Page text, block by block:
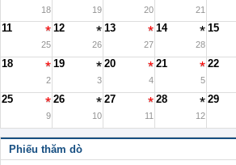
18 19 20 21
11
25
12
26
13
27
14
28
15
18
2
19
3
20
4
21
5
22
25
9
26
10
27
11
28
12
29
Phiếu thăm dò